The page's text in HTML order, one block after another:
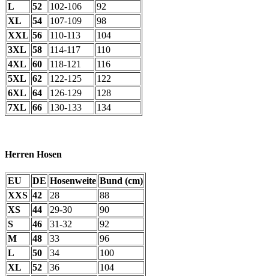
L
52 102-106
92
XL
54 107-109
98
XXL 56 110-113
104
3XL
58 114-117
110
4XL
60 118-121
116
5XL
62 122-125
122
6XL
64 126-129
128
7XL
66 130-133 134
Herren Hosen
EU DE Hosenweite Bund (cm)
XXS 42 28
88
XS
44 29-30
90
S
46 31-32
92
M
48 33
96
L
50 34
100
XL
52 36
104